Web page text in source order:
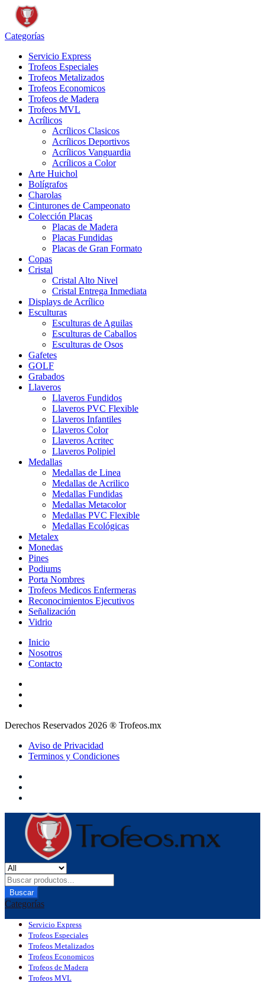
Categorías
Servicio Express
Trofeos Especiales
Trofeos Metalizados
Trofeos Economicos
Trofeos de Madera
Trofeos MVL
Acrílicos
Acrílicos Clasicos
Acrílicos Deportivos
Acrílicos Vanguardia
Acrílicos a Color
Arte Huichol
Bolígrafos
Charolas
Cinturones de Campeonato
Colección Placas
Placas de Madera
Placas Fundidas
Placas de Gran Formato
Copas
Cristal
Cristal Alto Nivel
Cristal Entrega Inmediata
Displays de Acrílico
Esculturas
Esculturas de Aguilas
Esculturas de Caballos
Esculturas de Osos
Gafetes
GOLF
Grabados
Llaveros
Llaveros Fundidos
Llaveros PVC Flexible
Llaveros Infantiles
Llaveros Color
Llaveros Acritec
Llaveros Polipiel
Medallas
Medallas de Linea
Medallas de Acrilico
Medallas Fundidas
Medallas Metacolor
Medallas PVC Flexible
Medallas Ecológicas
Metalex
Monedas
Pines
Podiums
Porta Nombres
Trofeos Medicos Enfermeras
Reconocimientos Ejecutivos
Señalización
Vidrio
Inicio
Nosotros
Contacto
Derechos Reservados 2026 ® Trofeos.mx
Aviso de Privacidad
Terminos y Condiciones
Buscar
Categorías
Servicio Express
Trofeos Especiales
Trofeos Metalizados
Trofeos Economicos
Trofeos de Madera
Trofeos MVL